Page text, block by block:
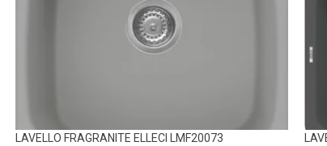
LAVELLO FRAGRANITE ELLECI LMF20073